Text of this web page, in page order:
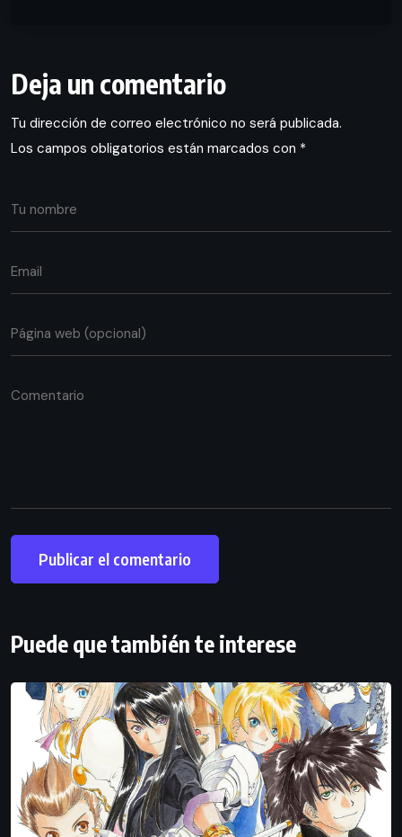
Deja un comentario
Tu dirección de correo electrónico no será publicada.
Los campos obligatorios están marcados con *
Puede que también te interese